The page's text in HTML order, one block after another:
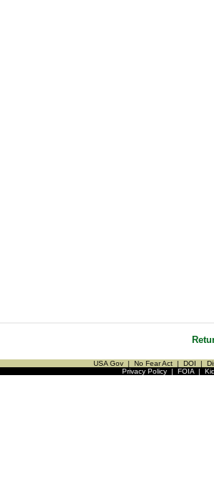
USA Gov | No Fear Act | DOI |
Privacy Policy| FOIA|